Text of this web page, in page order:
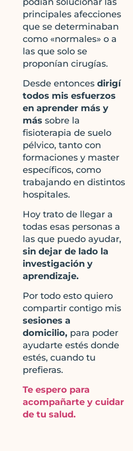
principales afecciones
que se determinaban
como «normales» o a
las que solo se
proponían cirugías.
Desde entonces dirigí
todos mis esfuerzos
en aprender más y
más sobre la
fisioterapia de suelo
pélvico, tanto con
formaciones y master
específicos, como
trabajando en distintos
hospitales.
Hoy trato de llegar a
todas esas personas a
las que puedo ayudar,
sin dejar de lado la
investigación y
aprendizaje.
Por todo esto quiero
compartir contigo mis
sesiones a
domicilio, para poder
ayudarte estés donde
estés, cuando tu
prefieras.
Te espero para
acompañarte y cuidar
de tu salud.